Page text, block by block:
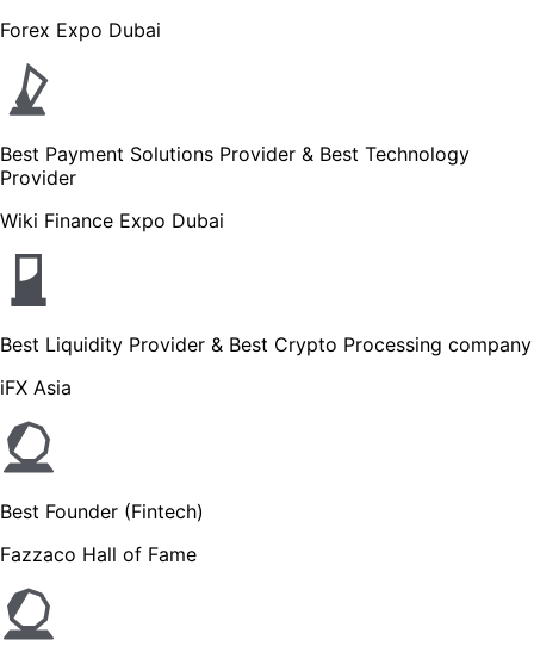
Forex Expo Dubai
Best Payment Solutions Provider & Best Technology
Provider
Wiki Finance Expo Dubai
Best Liquidity Provider & Best Crypto Processing company
iFX Asia
Best Founder (Fintech)
Fazzaco Hall of Fame